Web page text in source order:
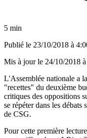
5 min
Publié le 23/10/2018 à
Mis à jour le 24/10/2018
L'Assemblée nationale a
"recettes" du deuxième
critiques des oppositions
se répéter dans les débats
de CSG.
Pour cette première